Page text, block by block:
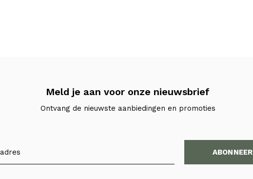
Meld je aan voor onze nieuwsbrief
Ontvang de nieuwste aanbiedingen en promoties
ABONNEER